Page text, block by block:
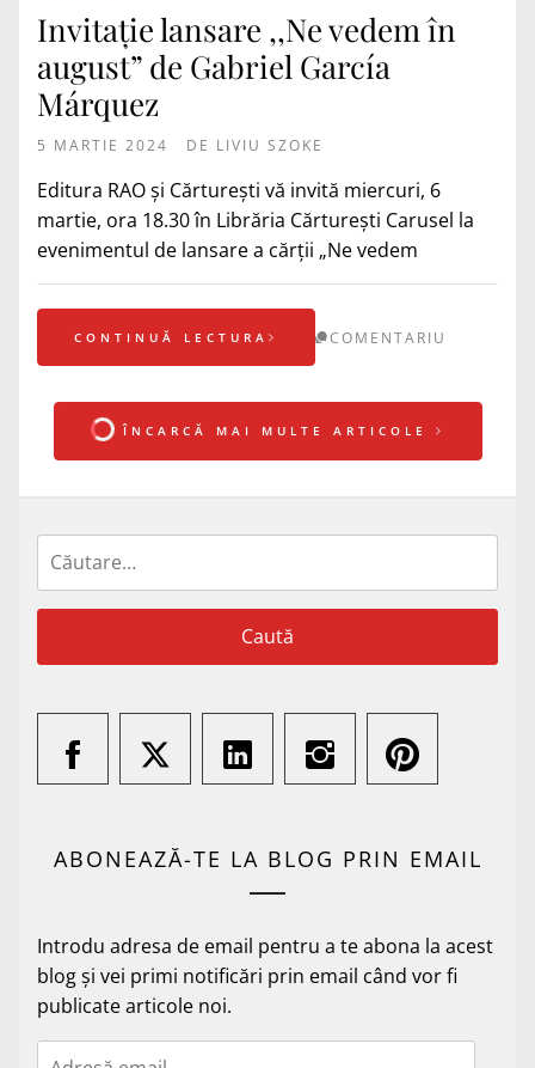
Invitație lansare ,,Ne vedem în
august” de Gabriel García
Márquez
5 MARTIE 2024 DE LIVIU SZOKE
Editura RAO și Cărturești vă invită miercuri, 6
martie, ora 18.30 în Librăria Cărturești Carusel la
evenimentul de lansare a cărții „Ne vedem
CONTINUĂ LECTURA COMENTARIU
ÎNCARCĂ MAI MULTE ARTICOLE
după:
ABONEAZĂ-TE LA BLOG PRIN EMAIL
Introdu adresa de email pentru a te abona la acest
blog și vei primi notificări prin email când vor fi
publicate articole noi.
Adresă